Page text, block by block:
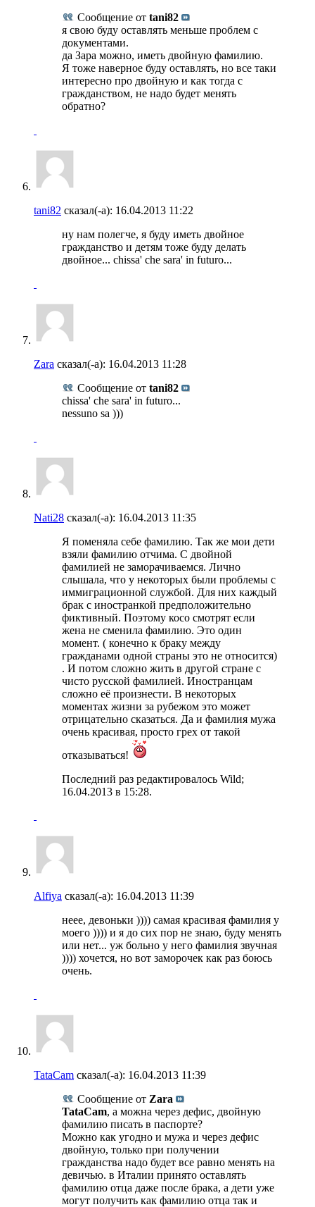
Сообщение от tani82
я свою буду оставлять меньше проблем с
документами.
да Зара можно, иметь двойную фамилию.
Я тоже наверное буду оставлять, но все таки
интересно про двойную и как тогда с
гражданством, не надо будет менять
обратно?
tani82 сказал(-а): 16.04.2013 11:22
ну нам полегче, я буду иметь двойное
гражданство и детям тоже буду делать
двойное... chissa' che sara' in futuro...
Zara сказал(-а): 16.04.2013 11:28
Сообщение от tani82
chissa' che sara' in futuro...
nessuno sa )))
Nati28 сказал(-а): 16.04.2013 11:35
Я поменяла себе фамилию. Так же мои дети
взяли фамилию отчима. С двойной
фамилией не заморачиваемся. Лично
слышала, что у некоторых были проблемы с
иммиграционной службой. Для них каждый
брак с иностранкой предположительно
фиктивный. Поэтому косо смотрят если
жена не сменила фамилию. Это один
момент. ( конечно к браку между
гражданами одной страны это не относится)
. И потом сложно жить в другой стране с
чисто русской фамилией. Иностранцам
сложно её произнести. В некоторых
моментах жизни за рубежом это может
отрицательно сказаться. Да и фамилия мужа
очень красивая, просто грех от такой
отказываться!
Последний раз редактировалось Wild;
16.04.2013 в 15:28.
Alfiya сказал(-а): 16.04.2013 11:39
неее, девоньки )))) самая красивая фамилия у
моего )))) и я до сих пор не знаю, буду менять
или нет... уж больно у него фамилия звучная
)))) хочется, но вот заморочек как раз боюсь
очень.
TataCam сказал(-а): 16.04.2013 11:39
Сообщение от Zara
TataCam, а можна через дефис, двойную
фамилию писать в паспорте?
Можно как угодно и мужа и через дефис
двойную, только при получении
гражданства надо будет все равно менять на
девичью. в Италии принято оставлять
фамилию отца даже после брака, а дети уже
могут получить как фамилию отца так и